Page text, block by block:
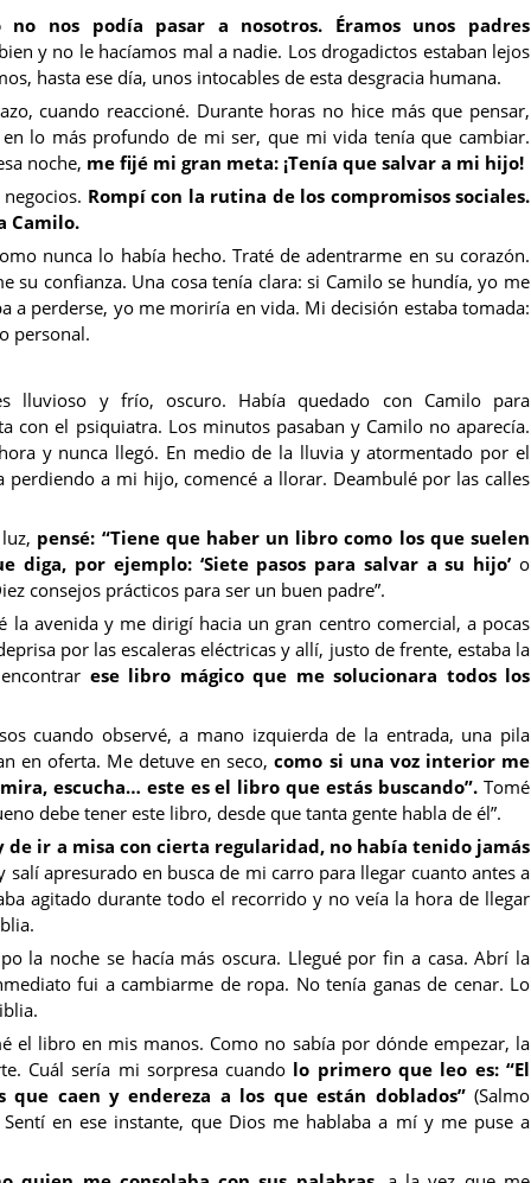
no nos podía pasar a nosotros. Éramos unos padres
y no le hacíamos mal a nadie. Los drogadictos estaban lejos
hasta ese día, unos intocables de esta desgracia humana.
cuando reaccioné. Durante horas no hice más que pensar,
lo más profundo de mi ser, que mi vida tenía que cambiar.
noche, me fijé mi gran meta: ¡Tenía que salvar a mi hijo!
Rompí con la rutina de los compromisos sociales.
Camilo.
nunca lo había hecho. Traté de adentrarme en su corazón.
su confianza. Una cosa tenía clara: si Camilo se hundía, yo me
a perderse, yo me moriría en vida. Mi decisión estaba tomada:
personal.
lluvioso y frío, oscuro. Había quedado con Camilo para
con el psiquiatra. Los minutos pasaban y Camilo no aparecía.
y nunca llegó. En medio de la lluvia y atormentado por el
perdiendo a mi hijo, comencé a llorar. Deambulé por las calles
pensé: “Tiene que haber un libro como los que suelen
diga, por ejemplo: ‘Siete pasos para salvar a su hijo’ o
consejos prácticos para ser un buen padre”.
la avenida y me dirigí hacia un gran centro comercial, a pocas
por las escaleras eléctricas y allí, justo de frente, estaba la
ese libro mágico que me solucionara todos los
cuando observé, a mano izquierda de la entrada, una pila
en oferta. Me detuve en seco, como si una voz interior me
escucha… este es el libro que estás buscando”. Tomé
debe tener este libro, desde que tanta gente habla de él”.
de ir a misa con cierta regularidad, no había tenido jamás
salí apresurado en busca de mi carro para llegar cuanto antes a
agitado durante todo el recorrido y no veía la hora de llegar
la noche se hacía más oscura. Llegué por fin a casa. Abrí la
fui a cambiarme de ropa. No tenía ganas de cenar. Lo
el libro en mis manos. Como no sabía por dónde empezar, la
Cuál sería mi sorpresa cuando lo primero que leo es: “El
que caen y endereza a los que están doblados”(Salmo
en ese instante, que Dios me hablaba a mí y me puse a